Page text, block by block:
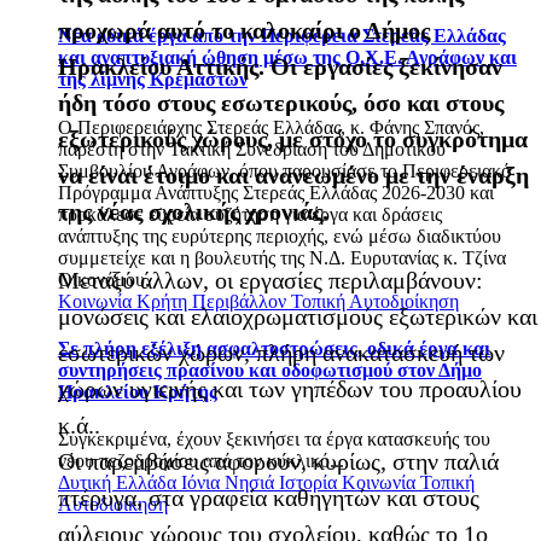
Νέα οδικά έργα από την Περιφέρεια Στερεάς Ελλάδας
και αναπτυξιακή ώθηση μέσω της Ο.Χ.Ε. Αγράφων και
της λίμνης Κρεμαστών
Ο Περιφερειάρχης Στερεάς Ελλάδας, κ. Φάνης Σπανός,
παρέστη στην Τακτική Συνεδρίαση του Δημοτικού
Συμβουλίου Αγράφων, όπου παρουσίασε το Περιφερειακό
Πρόγραμμα Ανάπτυξης Στερεάς Ελλάδας 2026-2030 και
προκάλεσε ευρεία συζήτηση για έργα και δράσεις
ανάπτυξης της ευρύτερης περιοχής, ενώ μέσω διαδικτύου
συμμετείχε και η βουλευτής της Ν.Δ. Ευρυτανίας κ. Τζίνα
Οικονόμου.
Κοινωνία Κρήτη Περιβάλλον Τοπική Αυτοδιοίκηση
Σε πλήρη εξέλιξη ασφαλτοστρώσεις, οδικά έργα και
συντηρήσεις πρασίνου και οδοφωτισμού στον Δήμο
Ηρακλείου Κρήτης
Συγκεκριμένα, έχουν ξεκινήσει τα έργα κατασκευής του
νέου πεζοδρομίου από τον κυκλικό...
Δυτική Ελλάδα Ιόνια Νησιά Ιστορία Κοινωνία Τοπική
Αυτοδιοίκηση
προχωρά αυτό το καλοκαίρι ο Δήμος
Ηρακλείου Αττικής. Οι εργασίες ξεκίνησαν
ήδη τόσο στους εσωτερικούς, όσο και στους
εξωτερικούς χώρους, με στόχο το συγκρότημα
να είναι έτοιμο και ανανεωμένο με την έναρξη
της νέας σχολικής χρονιάς.
Μεταξύ άλλων, οι εργασίες περιλαμβάνουν:
μονώσεις και ελαιοχρωματισμούς εξωτερικών και
εσωτερικών χώρων, πλήρη ανακατασκευή των
χώρων υγιεινής και των γηπέδων του προαυλίου
κ.ά..
Οι παρεμβάσεις αφορούν, κυρίως, στην παλιά
πτέρυγα, στα γραφεία καθηγητών και στους
αύλειους χώρους του σχολείου, καθώς το 1ο